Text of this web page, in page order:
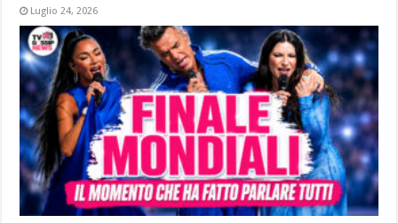
Luglio 24, 2026